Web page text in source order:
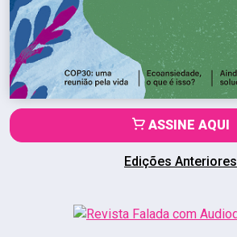
ASSINE AQUI
Edições Anteriores